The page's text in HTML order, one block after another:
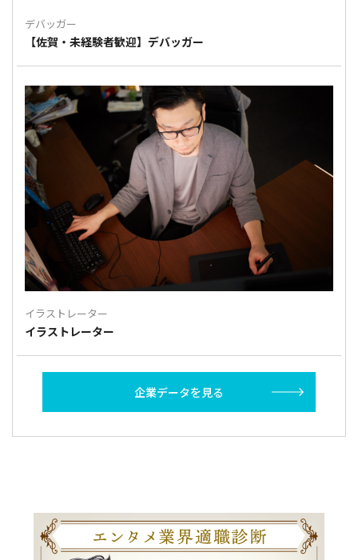
デバッガー
【佐賀・未経験者歓迎】デバッガー
イラストレーター
イラストレーター
企業データを見る